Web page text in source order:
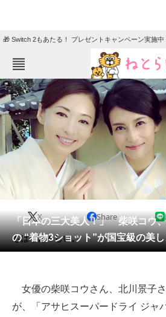
🎁 Switch 2もあたる！ プレゼントキャンペーン実施中
ねとらぼメニュー
TOP ニュー
エンタメ クイズ
グルメ 地域
教育・
動物 リサーチ
会員記事
メディア
ITの今と未来を見通す
「日本の三大美人！」 柴咲コウ
の “着物3ショット”が国宝級の美
X Share
もはや神々しい。
女優の柴咲コウさん、北川景子
が、「アサヒスーパードライ ジャ